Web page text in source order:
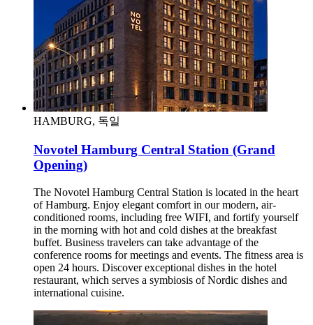
HAMBURG, 독일
Novotel Hamburg Central Station (Grand
Opening)
The Novotel Hamburg Central Station is located in the heart
of Hamburg. Enjoy elegant comfort in our modern, air-
conditioned rooms, including free WIFI, and fortify yourself
in the morning with hot and cold dishes at the breakfast
buffet. Business travelers can take advantage of the
conference rooms for meetings and events. The fitness area is
open 24 hours. Discover exceptional dishes in the hotel
restaurant, which serves a symbiosis of Nordic dishes and
international cuisine.